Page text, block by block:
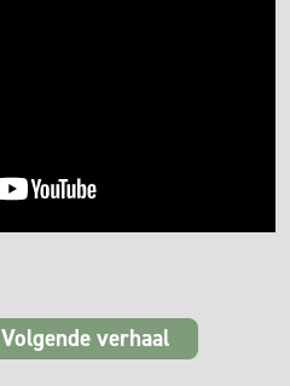
Volgende verhaal